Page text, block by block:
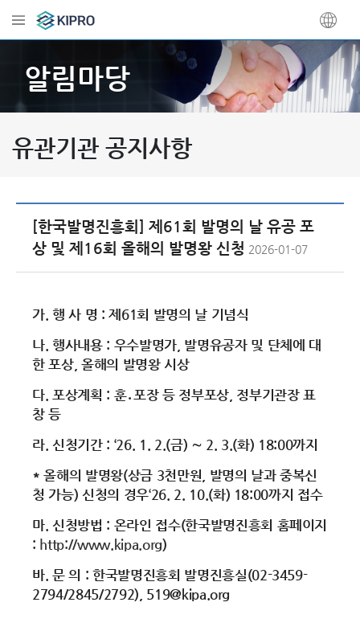
알림마당
유관기관 공지사항
[한국발명진흥회] 제61회 발명의 날 유공 포
상 및 제16회 올해의 발명왕 신청 2026-01-07
가. 행 사 명 : 제61회 발명의 날 기념식
나. 행사내용 : 우수발명가, 발명유공자 및 단체에 대
한 포상, 올해의 발명왕 시상
다. 포상계획 : 훈․포장 등 정부포상, 정부기관장 표
창 등
라. 신청기간 : ‘26. 1. 2.(금) ∼ 2. 3.(화) 18:00까지
* 올해의 발명왕(상금 3천만원, 발명의 날과 중복신
청 가능) 신청의 경우‘26. 2. 10.(화) 18:00까지 접수
마. 신청방법 : 온라인 접수(한국발명진흥회 홈페이지
: http://www.kipa.org)
바. 문 의 : 한국발명진흥회 발명진흥실(02-3459-
2794/2845/2792), 519@kipa.org